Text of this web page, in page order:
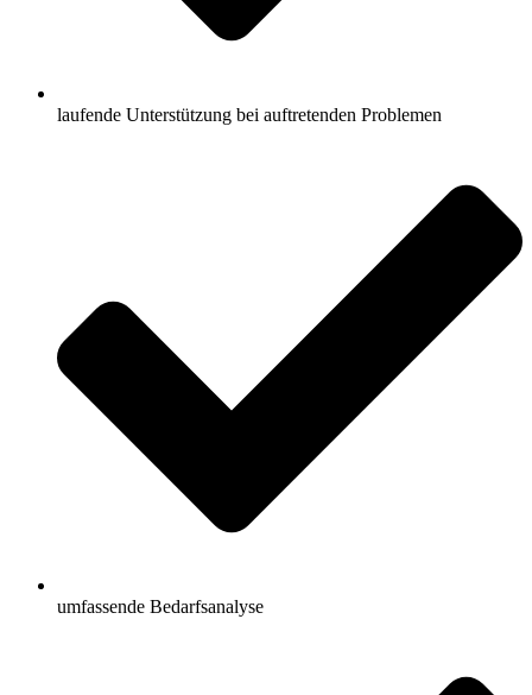
laufende Unterstützung bei auftretenden Problemen
umfassende Bedarfsanalyse